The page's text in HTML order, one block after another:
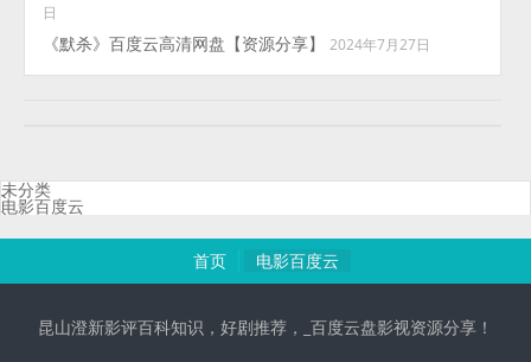
日
《默杀》百度云高清网盘【资源分享】
2024年7月27日
未分类
电影百度云
首页 电影百度云
昆山澄新影评百科知识，好剧推荐，_百度云盘影视资源分享！